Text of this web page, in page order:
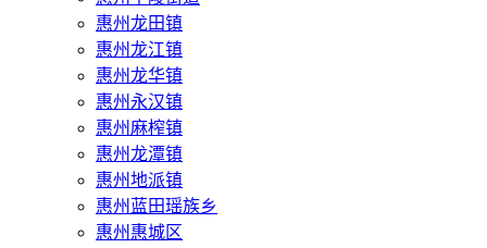
惠州龙田镇
惠州龙江镇
惠州龙华镇
惠州永汉镇
惠州麻榨镇
惠州龙潭镇
惠州地派镇
惠州蓝田瑶族乡
惠州惠城区